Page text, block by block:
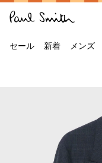
セール 新着 メンズ